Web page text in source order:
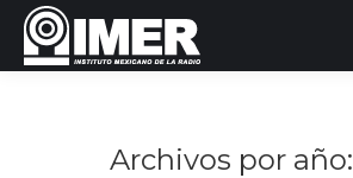
Archivos por año: